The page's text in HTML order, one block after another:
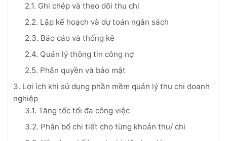
2.1. Ghi chép và theo dõi thu chi
2.2. Lập kế hoạch và dự toán ngân sách
2.3. Báo cáo và thống kê
2.4. Quản lý thông tin công nợ
2.5. Phân quyền và bảo mật
3. Lợi ích khi sử dụng phần mềm quản lý thu chi doanh
nghiệp
3.1. Tăng tốc tối đa công việc
3.2. Phân bổ chi tiết cho từng khoản thu/ chi